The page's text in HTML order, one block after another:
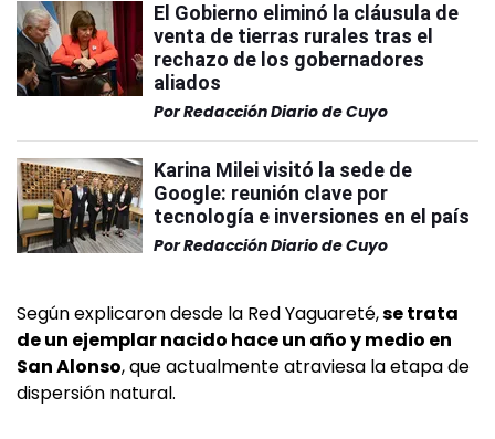
El Gobierno eliminó la cláusula de
venta de tierras rurales tras el
rechazo de los gobernadores
aliados
PorRedacción Diario de Cuyo
Karina Milei visitó la sede de
Google: reunión clave por
tecnología e inversiones en el país
PorRedacción Diario de Cuyo
Según explicaron desde la Red Yaguareté,se trata
de un ejemplar nacido hace un año y medio en
San Alonso, que actualmente atraviesa la etapa de
dispersión natural.